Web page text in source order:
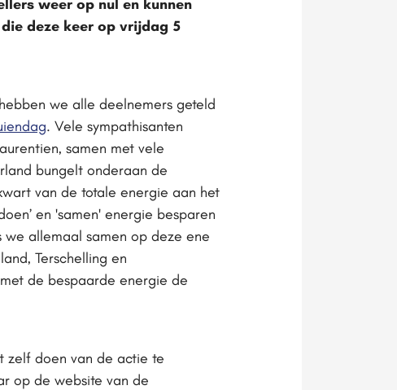
weer op nul en kunnen
deze keer op vrijdag 5
we alle deelnemers geteld
. Vele sympathisanten
samen met vele
bungelt onderaan de
van de totale energie aan het
en 'samen' energie besparen
allemaal samen op deze ene
Terschelling en
de bespaarde energie de
zelf doen van de actie te
op de website van de